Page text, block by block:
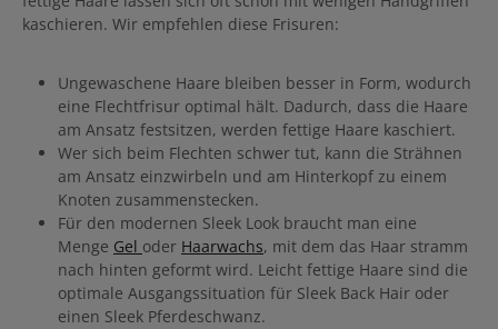
kaschieren. Wir empfehlen diese Frisuren:
Ungewaschene Haare bleiben besser in Form, wodurch
eine Flechtfrisur optimal hält. Dadurch, dass die Haare
am Ansatz festsitzen, werden fettige Haare kaschiert.
Wer sich beim Flechten schwer tut, kann die Strähnen
am Ansatz einzwirbeln und am Hinterkopf zu einem
Knoten zusammenstecken.
Für den modernen Sleek Look braucht man eine
Menge Gel oder Haarwachs, mit dem das Haar stramm
nach hinten geformt wird. Leicht fettige Haare sind die
optimale Ausgangssituation für Sleek Back Hair oder
einen Sleek Pferdeschwanz.